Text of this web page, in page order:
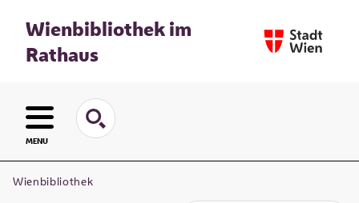
Wienbibliothek im
Rathaus
MENU
Wienbibliothek